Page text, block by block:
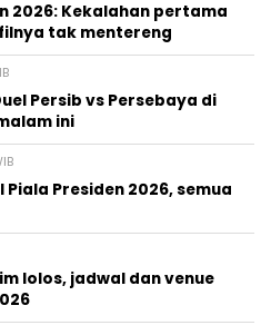
2026: Kekalahan pertama
tak mentereng
Persib vs Persebaya di
ini
Presiden 2026, semua
lolos, jadwal dan venue